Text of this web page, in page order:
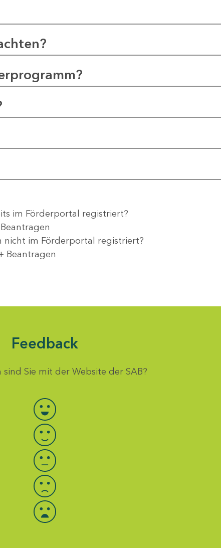
im Förderportal registriert?
nicht im Förderportal registriert?
Beantragen
Feedback
Sie mit der Website der SAB?
Bewertung auswählen